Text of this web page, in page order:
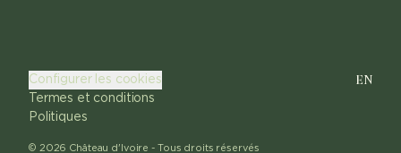
© 2026 Château d'Ivoire - Tous droits réservés
Configurer les cookies
Termes et conditions
Politiques
EN